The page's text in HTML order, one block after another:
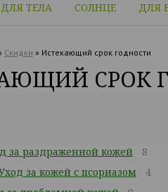
ДЛЯ ТЕЛА СОЛНЦЕ ДЛЯ
Скидки » Истекающий срок годности
СРОК
за раздраженной кожей
8
Уход за кожей с псориазом
4